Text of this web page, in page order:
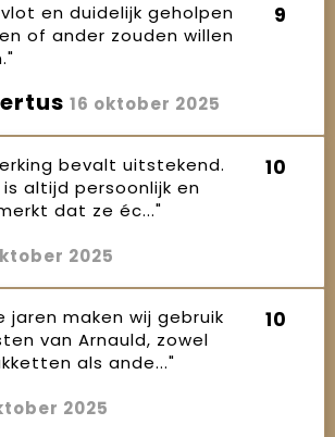
en duidelijk geholpen
of ander zouden willen
9
16 oktober 2025
bevalt uitstekend.
altijd persoonlijk en
dat ze éc..."
10
2025
jaren maken wij gebruik
van Arnauld, zowel
als ande..."
10
2025